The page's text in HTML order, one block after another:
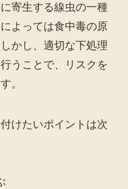
寄生する線虫の一種
よっては食中毒の原
かし、適切な下処理
うことで、リスクを
。
けたいポイントは次